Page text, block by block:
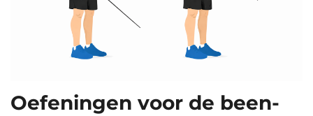
Oefeningen voor de been-